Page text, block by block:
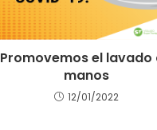
Promovemos el lavado
manos
12/01/2022